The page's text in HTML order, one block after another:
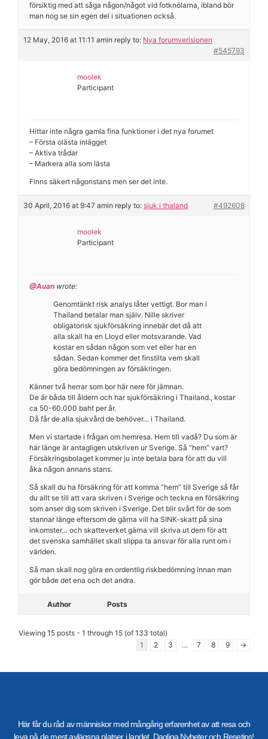
försiktig med att såga någon/något vid fotknölarna, ibland bör
man nog se sin egen del i situationen också.
12 May, 2016 at 11:11 amin reply to: Nya forumverisionen
#545793
moolek
Participant
Hittar inte några gamla fina funktioner i det nya forumet
– Första olästa inlägget
– Aktiva trådar
– Markera alla som lästa
Finns säkert någonstans men ser det inte.
30 April, 2016 at 9:47 amin reply to: sjuk i thaland #492608
moolek
Participant
@Auan wrote:
Genomtänkt risk analys låter vettigt. Bor man i
Thailand betalar man själv. Nille skriver
obligatorisk sjukförsäkring innebär det då att
alla skall ha en Lloyd eller motsvarande. Vad
kostar en sådan någon som vet eller har en
sådan. Sedan kommer det finstilta vem skall
göra bedömningen av försäkringen.
Känner två herrar som bor här nere för jämnan.
De är båda till åldern och har sjukförsäkring i Thailand., kostar
ca 50-60.000 baht per år.
Då får de alla sjukvård de behöver… i Thailand.
Men vi startade i frågan om hemresa. Hem till vadå? Du som är
här länge är antagligen utskriven ur Sverige. Så “hem” vart?
Försäkringsbolaget kommer ju inte betala bara för att du vill
åka någon annans stans.
Så skall du ha försäkring för att komma “hem” till Sverige så får
du allt se till att vara skriven i Sverige och teckna en försäkring
som anser dig som skriven i Sverige. Det blir svårt för de som
stannar länge eftersom de gärna vill ha SINK-skatt på sina
inkomster… och skatteverket gärna vill skriva ut dem för att
det svenska samhället skall slippa ta ansvar för alla runt om i
världen.
Så man skall nog göra en ordentlig riskbedömning innan man
gör både det ena och det andra.
Author Posts
Viewing 15 posts - 1 through 15 (of 133 total)
1
2 3 … 7 8 9 →
Här får du råd av människor med mångårig erfarenhet av att resa och
leva på de mest avlägsna platser i landet. Dagliga Nyheter och Resetips!